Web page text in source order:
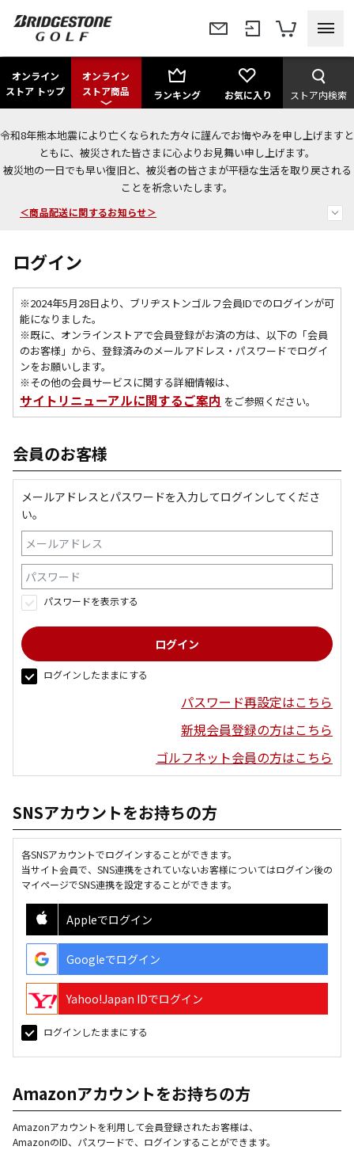
オンライン
ストア トップ
オンライン
ストア商品
ランキング お気に入り ストア内検索
令和8年熊本地震により亡くなられた方々に謹んでお悔やみを申し上げますと
ともに、被災された皆さまに心よりお見舞い申し上げます。
被災地の一日でも早い復旧と、被災者の皆さまが平穏な生活を取り戻される
ことを祈念いたします。
＜夏季休暇中のご注文・発送・お問い合わせ＞
今なら新規会員登録で1,000円OFFクーポンプレゼント！
＜商品配送に関するお知らせ＞
ログイン
※2024年5月28日より、ブリヂストンゴルフ会員IDでのログインが可
能になりました。
※既に、 オンラインストアで会員登録がお済の方は、以下の「会員
のお客様」から、登録済みのメールアドレス・パスワードでログイ
ンをお願いします。
※その他の会員サービスに関する詳細情報は、
サイトリニューアルに関するご案内 をご参照ください。
会員のお客様
メールアドレスとパスワードを入力してログインしてくださ
い。
パスワードを表示する
ログインしたままにする
パスワード再設定はこちら
新規会員登録の方はこちら
ゴルフネット会員の方はこちら
SNSアカウントをお持ちの方
各SNSアカウントでログインすることができます。
当サイト会員で、SNS連携をされていないお客様についてはログイン後の
マイページでSNS連携を設定することができます。
Appleでログイン
Googleでログイン
Yahoo!Japan IDでログイン
ログインしたままにする
Amazonアカウントをお持ちの方
Amazonアカウントを利用して会員登録されたお客様は、
AmazonのID、パスワードで、ログインすることができます。